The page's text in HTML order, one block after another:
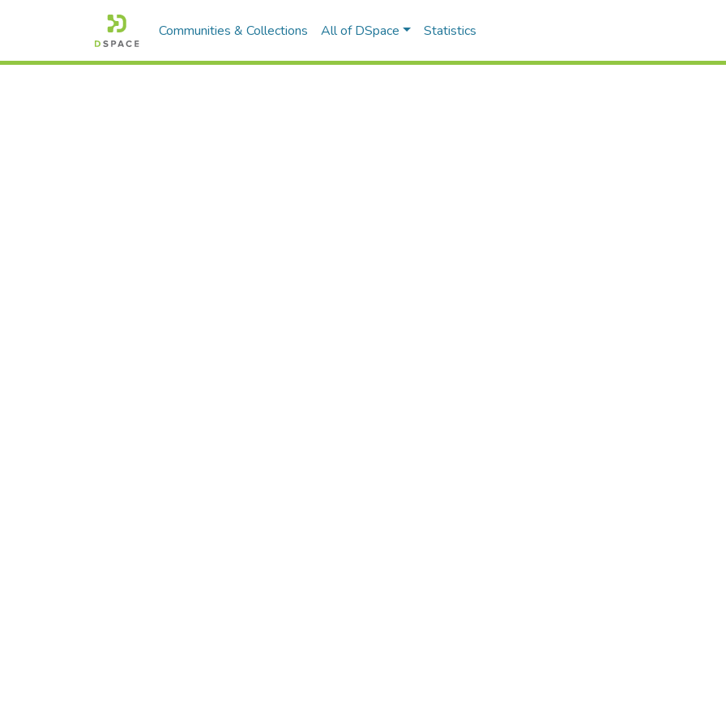
Communities & Collections All of DSpace Statistics